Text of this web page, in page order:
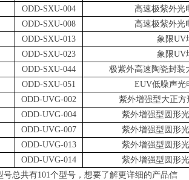
ODD-SXU-004
高速极紫外光
ODD-SXU-008
高速极紫外光
ODD-SXU-013 象限UV
ODD-SXU-023 象限UV
ODD-SXU-044
极紫外高速陶瓷封装
ODD-SXU-051 EUV低噪声光
ODD-UVG-002
紫外增强型大正
ODD-UVG-004
紫外增强型圆形
ODD-UVG-007
紫外增强型圆形
ODD-UVG-013
紫外增强型圆形
ODD-UVG-014
紫外增强型圆形
号总共有101个型号，想要了解更详细的产品信